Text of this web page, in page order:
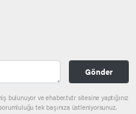
Gönder
bulunuyor ve ehaber.tv.tr sitesine yaptığınız
tek başınıza üstleniyorsunuz.